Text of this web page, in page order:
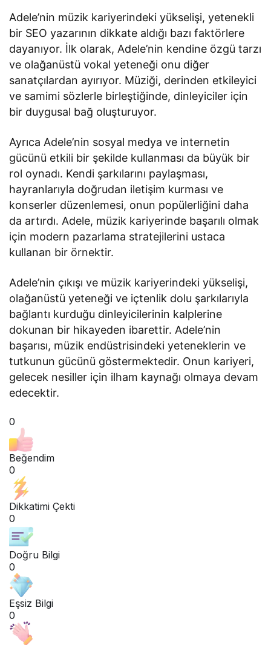
Adele’nin müzik kariyerindeki yükselişi, yetenekli
bir SEO yazarının dikkate aldığı bazı faktörlere
dayanıyor. İlk olarak, Adele’nin kendine özgü tarzı
ve olağanüstü vokal yeteneği onu diğer
sanatçılardan ayırıyor. Müziği, derinden etkileyici
ve samimi sözlerle birleştiğinde, dinleyiciler için
bir duygusal bağ oluşturuyor.
Ayrıca Adele’nin sosyal medya ve internetin
gücünü etkili bir şekilde kullanması da büyük bir
rol oynadı. Kendi şarkılarını paylaşması,
hayranlarıyla doğrudan iletişim kurması ve
konserler düzenlemesi, onun popülerliğini daha
da artırdı. Adele, müzik kariyerinde başarılı olmak
için modern pazarlama stratejilerini ustaca
kullanan bir örnektir.
Adele’nin çıkışı ve müzik kariyerindeki yükselişi,
olağanüstü yeteneği ve içtenlik dolu şarkılarıyla
bağlantı kurduğu dinleyicilerinin kalplerine
dokunan bir hikayeden ibarettir. Adele’nin
başarısı, müzik endüstrisindeki yeteneklerin ve
tutkunun gücünü göstermektedir. Onun kariyeri,
gelecek nesiller için ilham kaynağı olmaya devam
edecektir.
0
Beğendim
0
Dikkatimi Çekti
0
Doğru Bilgi
0
Eşsiz Bilgi
0